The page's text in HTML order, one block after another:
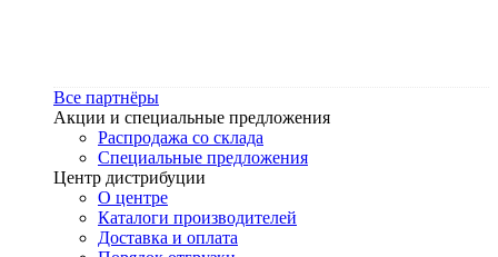
Все партнёры
Акции и специальные предложения
Распродажа со склада
Специальные предложения
Центр дистрибуции
О центре
Каталоги производителей
Доставка и оплата